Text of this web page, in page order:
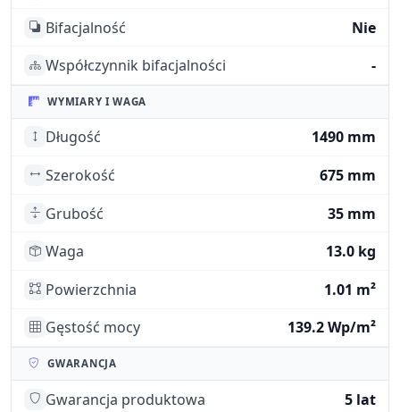
Bifacjalność
Nie
Współczynnik bifacjalności
-
WYMIARY I WAGA
Długość
1490 mm
Szerokość
675 mm
Grubość
35 mm
Waga
13.0 kg
Powierzchnia
1.01 m²
Gęstość mocy
139.2 Wp/m²
GWARANCJA
Gwarancja produktowa
5 lat